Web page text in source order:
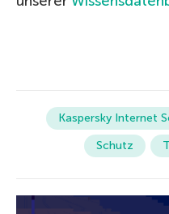
Kaspersky Internet
Schutz